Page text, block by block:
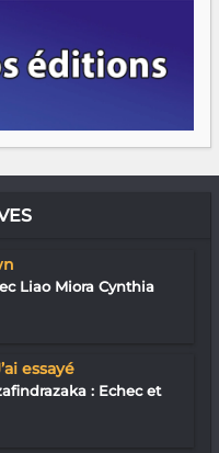
Liao Miora Cynthia
essayé
: Echec et